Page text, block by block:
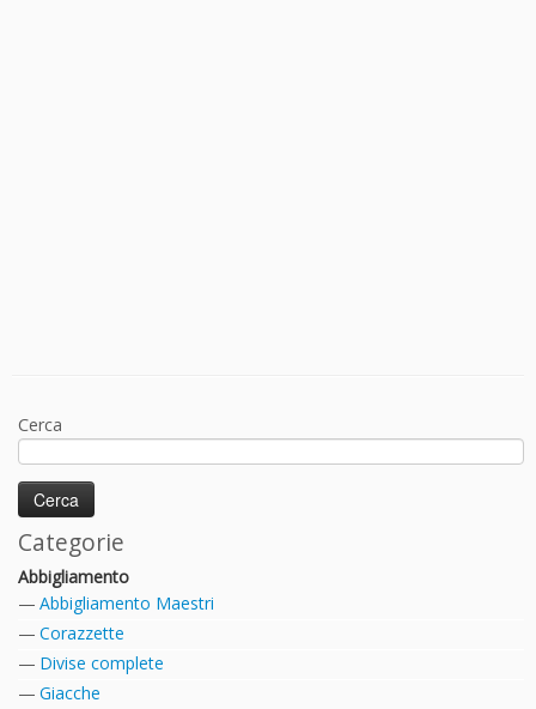
Cerca
Categorie
Abbigliamento
Abbigliamento Maestri
Corazzette
Divise complete
Giacche